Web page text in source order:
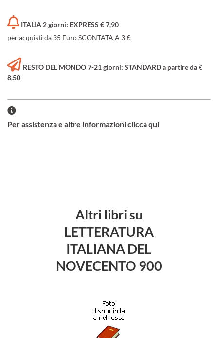
ITALIA 2 giorni: EXPRESS € 7,90
per acquisti da 35 Euro SCONTATA A 3 €
RESTO DEL MONDO 7-21 giorni: STANDARD a partire da €
8,50
Per assistenza e altre informazioni clicca qui
Altri libri su
LETTERATURA
ITALIANA DEL
NOVECENTO 900